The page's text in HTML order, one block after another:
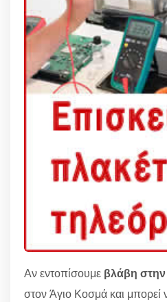
Αν εντοπίσουμε βλάβη
στον Άγιο Κοσμά και μπορεί